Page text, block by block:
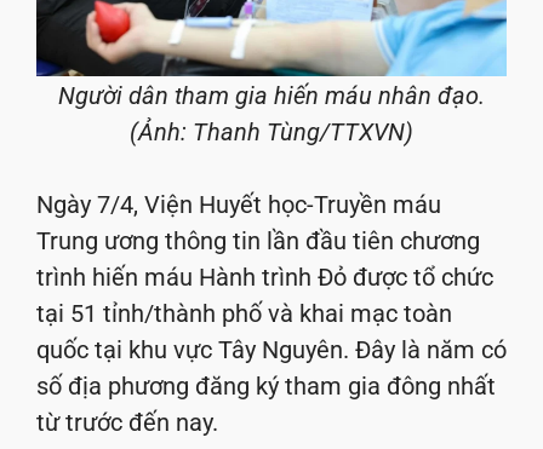
Người dân tham gia hiến máu nhân đạo.
(Ảnh: Thanh Tùng/TTXVN)
Ngày 7/4, Viện Huyết học-Truyền máu
Trung ương thông tin lần đầu tiên chương
trình hiến máu Hành trình Đỏ được tổ chức
tại 51 tỉnh/thành phố và khai mạc toàn
quốc tại khu vực Tây Nguyên. Đây là năm có
số địa phương đăng ký tham gia đông nhất
từ trước đến nay.